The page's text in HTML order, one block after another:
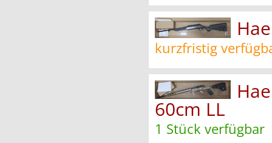
kurzfristig
60cm LL
1 Stück verfügbar